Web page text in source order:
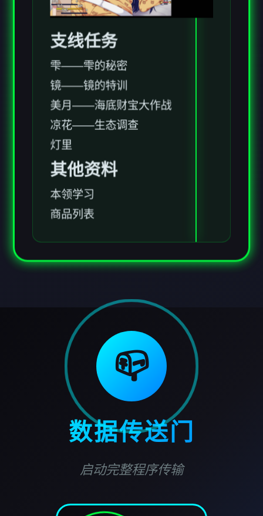
支线任务
雫——雫的秘密
镜——镜的特训
美月——海底财宝大作战
凉花——生态调查
灯里
其他资料
本领学习
📪
数据传送门
启动完整程序传输